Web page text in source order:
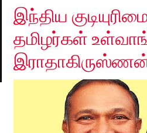
இந்திய
தமிழர்கள்